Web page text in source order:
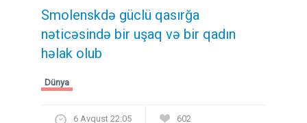
Smolenskdə güclü qasırğa
nəticəsində bir uşaq və bir qadın
həlak olub
Dünya
6 Avqust 22:05 602